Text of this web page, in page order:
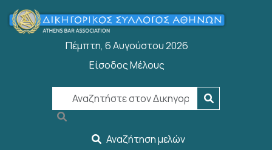
Παράκαμψη προς το κυρίως περιεχόμενο
Πέμπτη, 6 Αυγούστου 2026
User account menu
Είσοδος Μέλους
Αναζήτηση μελών